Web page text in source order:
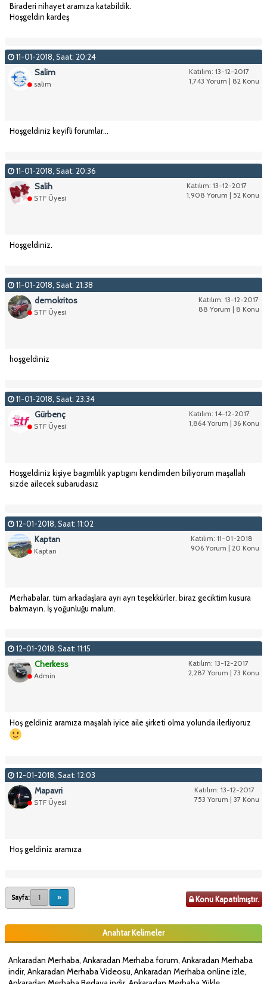
Biraderi nihayet aramıza katabildik.
Hoşgeldin kardeş
11-01-2018, Saat: 20:24
Katılım: 13-12-2017
1,743 Yorum | 82 Konu
Salim
salim
Hoşgeldiniz keyifli forumlar...
11-01-2018, Saat: 20:36
Katılım: 13-12-2017
1,908 Yorum | 52 Konu
Salih
STF Üyesi
Hoşgeldiniz.
11-01-2018, Saat: 21:38
Katılım: 13-12-2017
88 Yorum | 8 Konu
demokritos
STF Üyesi
hoşgeldiniz
11-01-2018, Saat: 23:34
Katılım: 14-12-2017
1,864 Yorum | 36 Konu
Gürbenç
STF Üyesi
Hoşgeldiniz kişiye bagımlılık yaptıgını kendimden biliyorum maşallah
sizde ailecek subarudasız
12-01-2018, Saat: 11:02
Katılım: 11-01-2018
906 Yorum | 20 Konu
Kaptan
Kaptan
Merhabalar. tüm arkadaşlara ayrı ayrı teşekkürler. biraz geciktim kusura
bakmayın. İş yoğunluğu malum.
12-01-2018, Saat: 11:15
Katılım: 13-12-2017
2,287 Yorum | 73 Konu
Cherkess
Admin
Hoş geldiniz aramıza maşalah iyice aile şirketi olma yolunda ilerliyoruz
12-01-2018, Saat: 12:03
Katılım: 13-12-2017
753 Yorum | 37 Konu
Mapavri
STF Üyesi
Hoş geldiniz aramıza
Sayfa: 1 » Konu Kapatılmıştır.
Anahtar Kelimeler
Ankaradan Merhaba, Ankaradan Merhaba forum, Ankaradan Merhaba
indir, Ankaradan Merhaba Videosu, Ankaradan Merhaba online izle,